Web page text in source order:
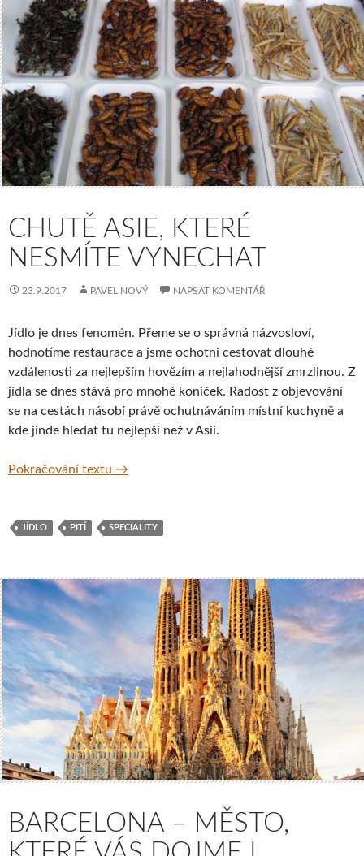
CHUTĚ ASIE, KTERÉ
NESMÍTE VYNECHAT
23.9.2017 PAVEL NOVÝ NAPSAT KOMENTÁŘ
Jídlo je dnes fenomén. Přeme se o správná názvosloví,
hodnotíme restaurace a jsme ochotni cestovat dlouhé
vzdálenosti za nejlepším hovězím a nejlahodnější zmrzlinou. Z
jídla se dnes stává pro mnohé koníček. Radost z objevování
se na cestách násobí právě ochutnáváním místní kuchyně a
kde jinde hledat tu nejlepší než v Asii.
Pokračování textu Chutě Asie, které nesmíte vynechat
→
JÍDLO PITÍ SPECIALITY
BARCELONA – MĚSTO,